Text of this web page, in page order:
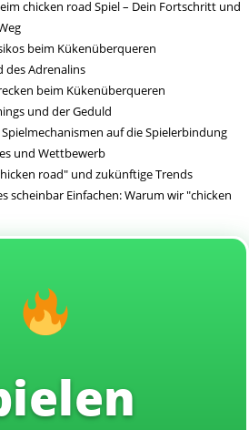
chicken road Spiel – Dein Fortschritt und
beim Kükenüberqueren
des Adrenalins
beim Kükenüberqueren
und der Geduld
auf die Spielerbindung
und Wettbewerb
road" und zukünftige Trends
scheinbar Einfachen: Warum wir "chicken